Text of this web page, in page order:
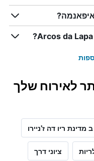
לאירוח שלך
מדינת ריו דה ז'ניירו
ציוני דרך